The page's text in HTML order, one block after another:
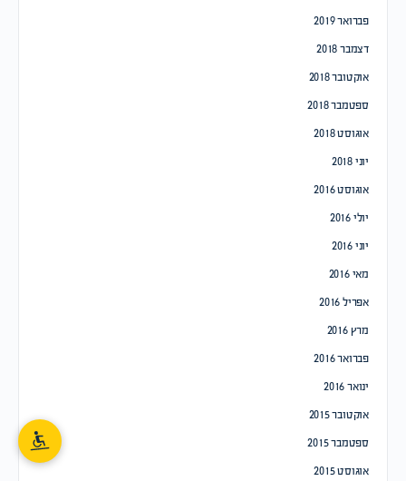
פברואר 2019
דצמבר 2018
אוקטובר 2018
ספטמבר 2018
אוגוסט 2018
יוני 2018
אוגוסט 2016
יולי 2016
יוני 2016
מאי 2016
אפריל 2016
מרץ 2016
פברואר 2016
ינואר 2016
אוקטובר 2015
ספטמבר 2015
אוגוסט 2015